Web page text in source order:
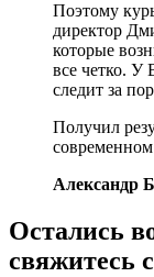
Поэтому
директор
которые
все четко. У
следит за
Получил
современном
Александр
Остались
свяжитесь